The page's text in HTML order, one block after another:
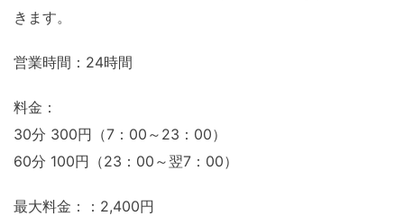
きます。
営業時間：24時間
料金：
30分 300円（7：00～23：00）
60分 100円（23：00～翌7：00）
最大料金：：2,400円